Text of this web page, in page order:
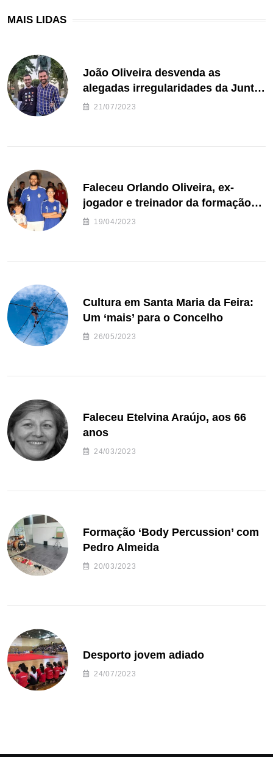
MAIS LIDAS
João Oliveira desvenda as
alegadas irregularidades da Junta
de Freguesia S. João de Ver
21/07/2023
Faleceu Orlando Oliveira, ex-
jogador e treinador da formação
de andebol do Feirense
19/04/2023
Cultura em Santa Maria da Feira:
Um ‘mais’ para o Concelho
26/05/2023
Faleceu Etelvina Araújo, aos 66
anos
24/03/2023
Formação ‘Body Percussion’ com
Pedro Almeida
20/03/2023
Desporto jovem adiado
24/07/2023